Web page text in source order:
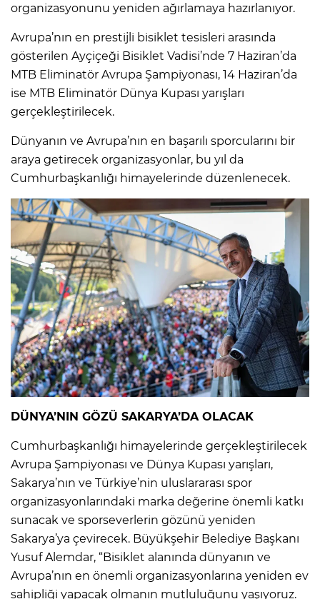
organizasyonunu yeniden ağırlamaya hazırlanıyor.
Avrupa’nın en prestijli bisiklet tesisleri arasında
gösterilen Ayçiçeği Bisiklet Vadisi’nde 7 Haziran’da
MTB Eliminatör Avrupa Şampiyonası, 14 Haziran’da
ise MTB Eliminatör Dünya Kupası yarışları
gerçekleştirilecek.
Dünyanın ve Avrupa’nın en başarılı sporcularını bir
araya getirecek organizasyonlar, bu yıl da
Cumhurbaşkanlığı himayelerinde düzenlenecek.
DÜNYA’NIN GÖZÜ SAKARYA’DA OLACAK
Cumhurbaşkanlığı himayelerinde gerçekleştirilecek
Avrupa Şampiyonası ve Dünya Kupası yarışları,
Sakarya’nın ve Türkiye’nin uluslararası spor
organizasyonlarındaki marka değerine önemli katkı
sunacak ve sporseverlerin gözünü yeniden
Sakarya’ya çevirecek. Büyükşehir Belediye Başkanı
Yusuf Alemdar, “Bisiklet alanında dünyanın ve
Avrupa’nın en önemli organizasyonlarına yeniden ev
sahipliği yapacak olmanın mutluluğunu yaşıyoruz.